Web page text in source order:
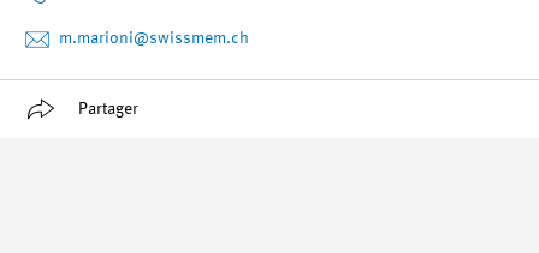
m.marioni@swissmem.ch
Partager